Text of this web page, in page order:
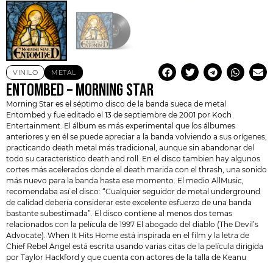
VINILO METAL
ENTOMBED – MORNING STAR
Morning Star es el séptimo disco de la banda sueca de metal
Entombed y fue editado el 13 de septiembre de 2001 por Koch
Entertainment. El álbum es más experimental que los álbumes
anteriores y en él se puede apreciar a la banda volviendo a sus orígenes,
practicando death metal más tradicional, aunque sin abandonar del
todo su característico death and roll. En el disco tambien hay algunos
cortes más acelerados donde el death marida con el thrash, una sonido
más nuevo para la banda hasta ese momento. El medio AllMusic,
recomendaba así el disco: “Cualquier seguidor de metal underground
de calidad debería considerar este excelente esfuerzo de una banda
bastante subestimada”. El disco contiene al menos dos temas
relacionados con la película de 1997 El abogado del diablo (The Devil’s
Advocate). When It Hits Home está inspirada en el film y la letra de
Chief Rebel Angel está escrita usando varias citas de la película dirigida
por Taylor Hackford y que cuenta con actores de la talla de Keanu